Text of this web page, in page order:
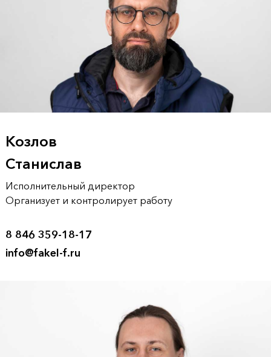
Козлов
Станислав
Исполнительный директор
Организует и контролирует работу
8 846 359-18-17
info@fakel-f.ru